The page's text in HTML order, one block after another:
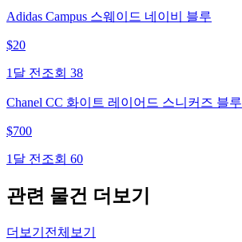
Adidas Campus 스웨이드 네이비 블루
$20
1달 전 조회 38
Chanel CC 화이트 레이어드 스니커즈 블루
$700
1달 전 조회 60
관련 물건 더보기
더보기 전체보기